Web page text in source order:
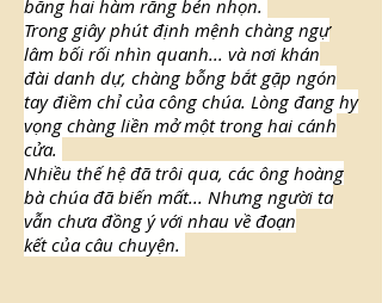
bằng hai hàm răng bén nhọn.
Trong giây phút định mệnh chàng ngự
lâm bối rối nhìn quanh... và nơi khán
đài danh dự, chàng bỗng bắt gặp ngón
tay điềm chỉ của công chúa. Lòng đang hy
vọng chàng liền mở một trong hai cánh
cửa.
Nhiều thế hệ đã trôi qua, các ông hoàng
bà chúa đã biến mất... Nhưng người ta
vẫn chưa đồng ý với nhau về đoạn
kết của câu chuyện.